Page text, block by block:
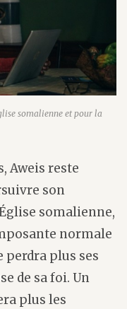
somalienne et pour la
Aweis reste
son
somalienne,
normale
perdra plus ses
de sa foi. Un
plus les